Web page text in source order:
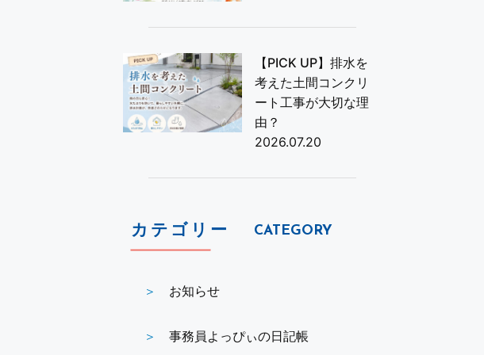
【PICK UP】排水を
考えた土間コンクリ
ート工事が大切な理
由？
2026.07.20
カテゴリー CATEGORY
お知らせ
事務員よっぴぃの日記帳